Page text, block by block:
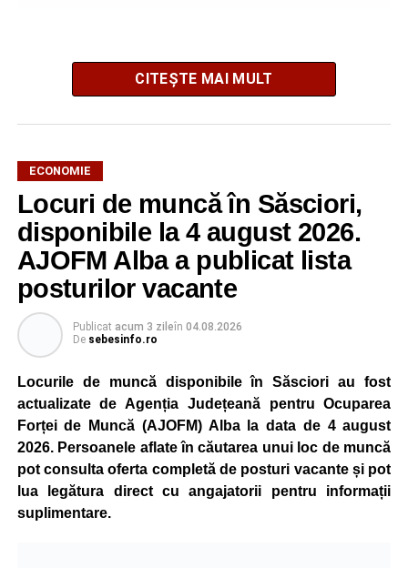
Potrivit unui comunicat al companiei, măsura va fi aplicată
gradual, în funcție de necesitățile sistemului energetic.
Reprezentanții Kronospan precizează că evoluția situației
este monitorizată permanent, iar activitatea va reveni la
capacitate normală imediat ce condițiile vor permite.
Compania dă asigurări că oprirea temporară a unor linii
de producție nu va afecta livrările către clienți.
Kronospan se numără printre cei mai mari consumatori de
energie electrică din România. O parte din necesarul
energetic este acoperită prin producția proprie de energie,
realizată cu ajutorul panourilor fotovoltaice și al unităților
de cogenerare.
Reprezentanții companiei afirmă că vor continua
colaborarea cu autoritățile și operatorii din domeniul
energetic pentru a contribui la depășirea perioadei dificile
CITEȘTE MAI MULT
ECONOMIE
Locuri de muncă în Săsciori,
disponibile la 4 august 2026.
AJOFM Alba a publicat lista
posturilor vacante
Publicat acum 3 zileîn 04.08.2026
De sebesinfo.ro
Locurile de muncă disponibile în Săsciori au fost
actualizate de Agenția Județeană pentru Ocuparea
Forței de Muncă (AJOFM) Alba la data de 4 august
2026. Persoanele aflate în căutarea unui loc de muncă
pot consulta oferta completă de posturi vacante și pot
lua legătura direct cu angajatorii pentru informații
suplimentare.